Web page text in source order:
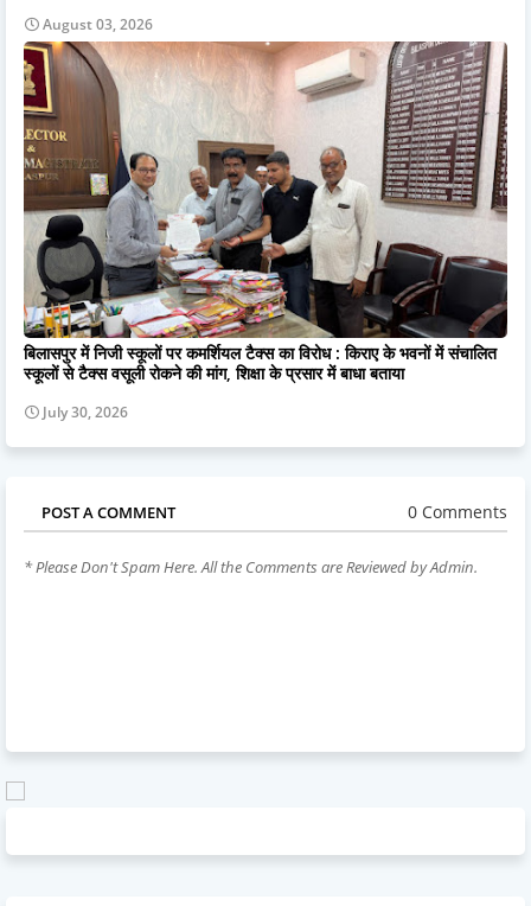
August 03, 2026
बिलासपुर में निजी स्कूलों पर कमर्शियल टैक्स का विरोध : किराए के भवनों में संचालित
स्कूलों से टैक्स वसूली रोकने की मांग, शिक्षा के प्रसार में बाधा बताया
July 30, 2026
POST A COMMENT 0 Comments
* Please Don't Spam Here. All the Comments are Reviewed by Admin.